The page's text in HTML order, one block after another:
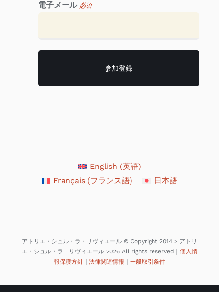
電子メール 必須
English (英語)
Français (フランス語) 日本語
アトリエ・シュル・ラ・リヴィエール © Copyright 2014 > アトリ
エ・シュル・ラ・リヴィエール 2026 All rights reserved｜ 個人情
報保護方針
法律関連情報 一般取引条件